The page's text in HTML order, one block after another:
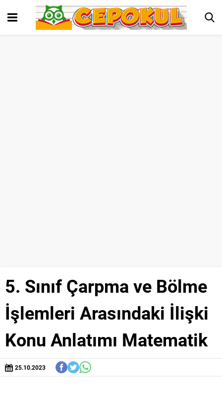
5. Sınıf Çarpma ve Bölme
İşlemleri Arasındaki İlişki
Konu Anlatımı Matematik
25.10.2023